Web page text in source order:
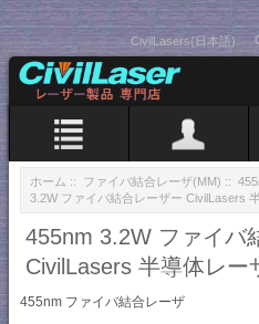
CivilLasers(日本語)
ホーム :: ファイバ結合レーザ(MM) ::
3.2W ファイバ結合レーザー CivilLasers
455nm 3.2W ファイバ
CivilLasers 半導体レー
455nm ファイバ結合レーザ